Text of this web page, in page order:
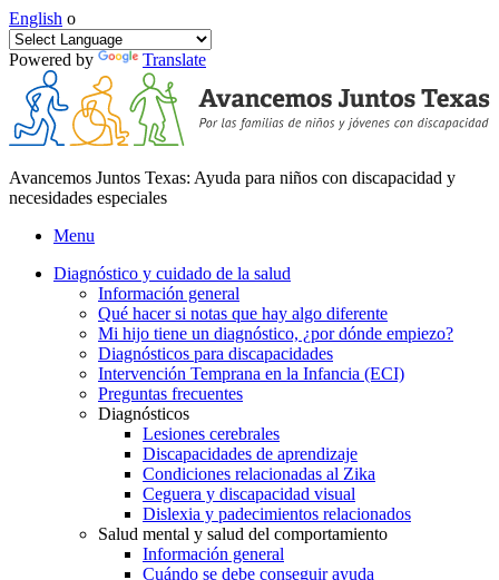
English o
Powered by Translate
Avancemos Juntos Texas: Ayuda para niños con discapacidad y
necesidades especiales
Menu
Diagnóstico y cuidado de la salud
Información general
Qué hacer si notas que hay algo diferente
Mi hijo tiene un diagnóstico, ¿por dónde empiezo?
Diagnósticos para discapacidades
Intervención Temprana en la Infancia (ECI)
Preguntas frecuentes
Diagnósticos
Lesiones cerebrales
Discapacidades de aprendizaje
Condiciones relacionadas al Zika
Ceguera y discapacidad visual
Dislexia y padecimientos relacionados
Salud mental y salud del comportamiento
Información general
Cuándo se debe conseguir ayuda